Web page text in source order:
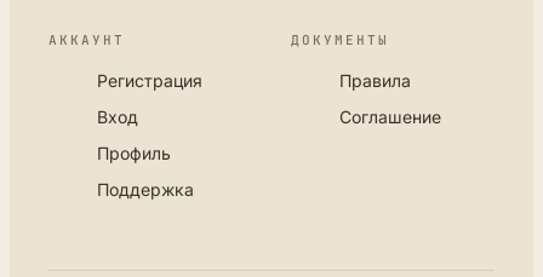
АККАУНТ
Регистрация
Вход
Профиль
Поддержка
ДОКУМЕНТЫ
Правила
Соглашение